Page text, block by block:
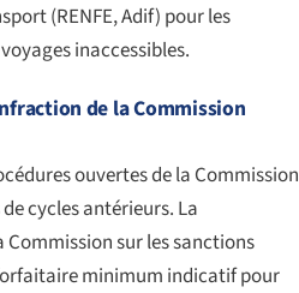
(RENFE, Adif) pour les
inaccessibles.
de la Commission
ouvertes de la Commission
cycles antérieurs. La
sur les sanctions
minimum indicatif pour